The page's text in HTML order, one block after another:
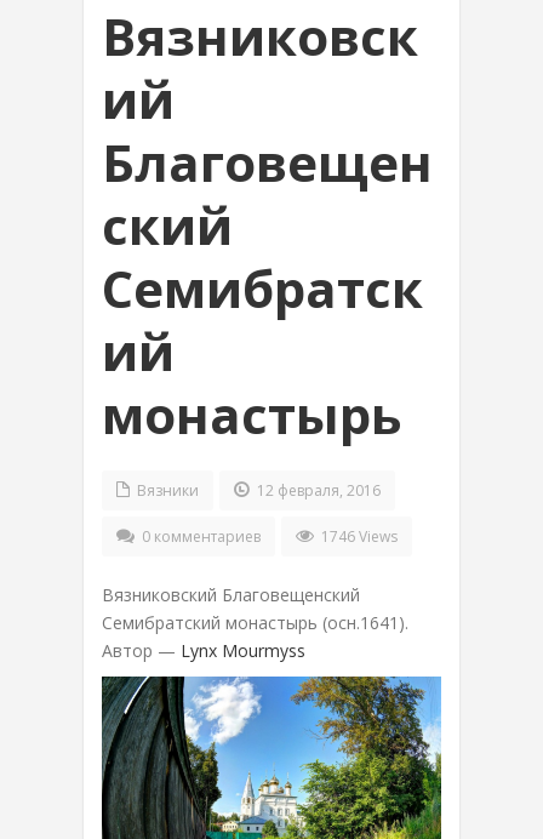
Вязниковск
ий
Благовещен
ский
Семибратск
ий
монастырь
Вязники 12 февраля, 2016
0 комментариев 1746 Views
Вязниковский Благовещенский
Семибратский монастырь (осн.1641).
Автор — Lynx Mourmyss